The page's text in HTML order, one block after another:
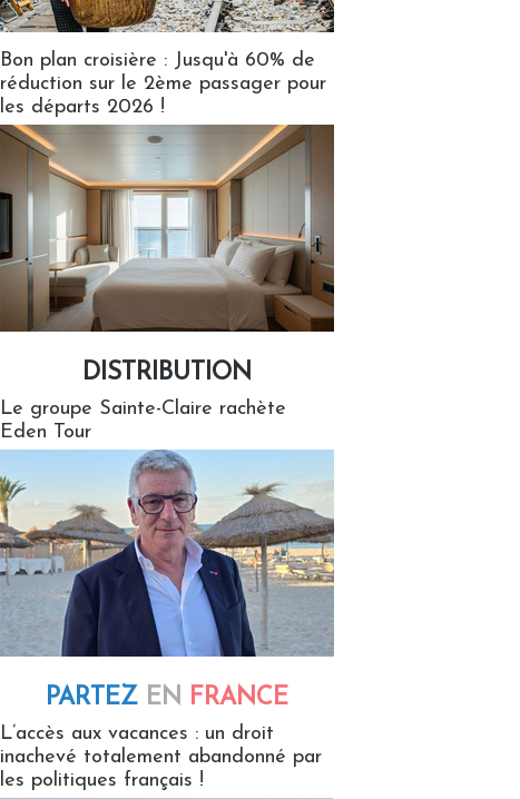
Bon plan croisière : Jusqu'à 60% de
réduction sur le 2ème passager pour
les départs 2026 !
DISTRIBUTION
Le groupe Sainte-Claire rachète
Eden Tour
PARTEZ EN FRANCE
L’accès aux vacances : un droit
inachevé totalement abandonné par
les politiques français !